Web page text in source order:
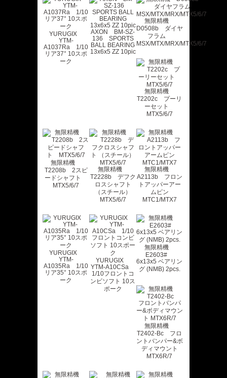
YURUGIX
YTM-
A1037Ra 1/10
リア37° 10スポ
ーク
AXON BM-SZ-
136 SPORTS
BALL BEARING
13x6x5 ZZ 10pic
無限精機
D0508b ダイヤ
フラム
MSX/MTX/MRX/MTX5/6/7
無限精機
T2202c プーリ
ーセット
MTX5/6/7
無限精機
T2208b 2スピ
ードシャフト
MTX5/6/7
無限精機
T2228b デフク
ロスシャフト
（スチール）
MTX5/6/7
無限精機
A2113b フロン
トアッパーアー
ムピン
MTC1/MTX7
YURUGIX
YTM-
A1035Ra 1/10
リア35° 10スポ
ーク
YURUGIX
YTM-A10CSa
1/10フロントコ
ンビソフト 10ス
ポーク
無限精機
E2603#
6x13x5 ベアリン
グ (NMB) 2pcs.
無限精機
T2402-Bc フロ
ントバンパー&ボ
ディマウント
MTX6R/7